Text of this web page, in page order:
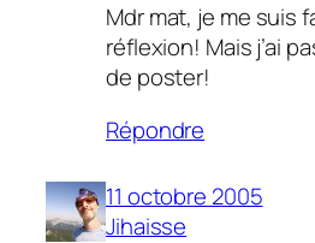
Mdr mat, je me suis
réflexion! Mais j’ai
de poster!
Répondre
11 octobre 2005
Jihaisse